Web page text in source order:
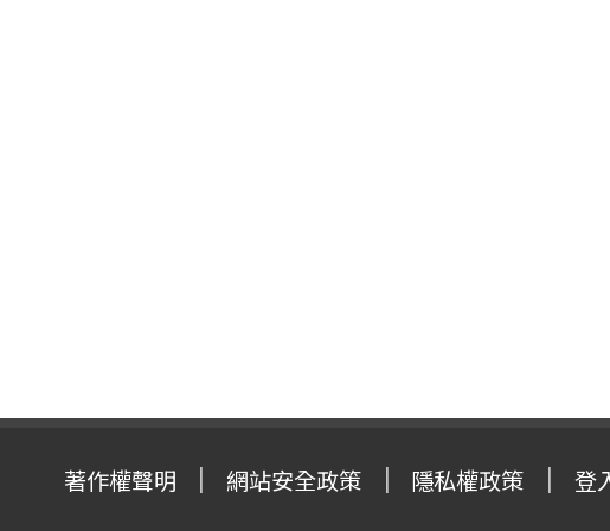
著作權聲明 網站安全政策 隱私權政策 登